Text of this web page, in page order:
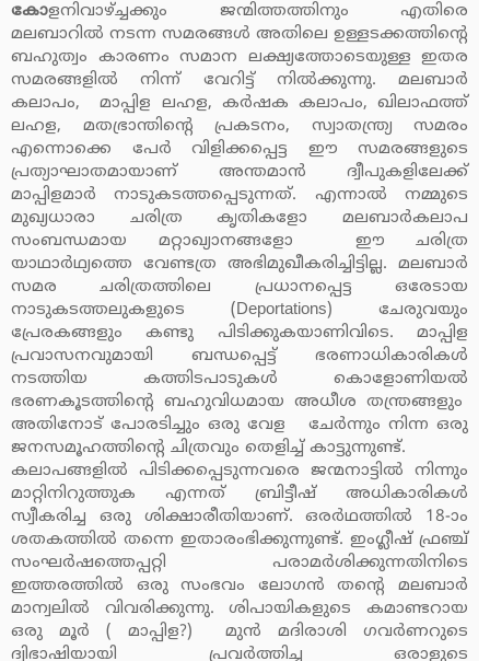
കോളനിവാഴ്ച്ചക്കും ജന്മിത്തത്തിനും എതിരെ
മലബാറില്‍ നടന്ന സമരങ്ങള്‍ അതിലെ ഉള്ളടക്കത്തിന്റെ
ബഹുത്വം കാരണം സമാന ലക്ഷ്യത്തോടെയുള്ള ഇതര
സമരങ്ങളില്‍ നിന്ന് വേറിട്ട് നില്‍ക്കുന്നു. മലബാര്‍
കലാപം, മാപ്പിള ലഹള, കര്‍ഷക കലാപം, ഖിലാഫത്ത്
ലഹള, മതഭ്രാന്തിന്റെ പ്രകടനം, സ്വാതന്ത്ര്യ സമരം
എന്നൊക്കെ പേര്‍ വിളിക്കപ്പെട്ട ഈ സമരങ്ങളുടെ
പ്രത്യാഘാതമായാണ് അന്തമാന്‍ ദ്വീപുകളിലേക്ക്
മാപ്പിളമാര്‍ നാടുകടത്തപ്പെടുന്നത്. എന്നാല്‍ നമ്മുടെ
മുഖ്യധാരാ ചരിത്ര കൃതികളോ മലബാര്‍കലാപ
സംബന്ധമായ മറ്റാഖ്യാനങ്ങളോ ഈ ചരിത്ര
യാഥാര്‍ഥ്യത്തെ വേണ്ടത്ര അഭിമുഖീകരിച്ചിട്ടില്ല. മലബാര്‍
സമര ചരിത്രത്തിലെ പ്രധാനപ്പെട്ട ഒരേടായ
നാടുകടത്തലുകളുടെ (Deportations) ചേരുവയും
പ്രേരകങ്ങളും കണ്ടു പിടിക്കുകയാണിവിടെ. മാപ്പിള
പ്രവാസനവുമായി ബന്ധപ്പെട്ട് ഭരണാധികാരികള്‍
നടത്തിയ കത്തിടപാടുകള്‍ കൊളോണിയല്‍
ഭരണകൂടത്തിന്റെ ബഹുവിധമായ അധീശ തന്ത്രങ്ങളും
അതിനോട് പോരടിച്ചും ഒരു വേള ചേര്‍ന്നും നിന്ന ഒരു
ജനസമൂഹത്തിന്റെ ചിത്രവും തെളിച്ച് കാട്ടുന്നുണ്ട്.
കലാപങ്ങളില്‍ പിടിക്കപ്പെടുന്നവരെ ജന്മനാട്ടില്‍ നിന്നും
മാറ്റിനിറുത്തുക എന്നത് ബ്രിട്ടീഷ് അധികാരികള്‍
സ്വീകരിച്ച ഒരു ശിക്ഷാരീതിയാണ്. ഒരര്‍ഥത്തില്‍ 18-ാം
ശതകത്തില്‍ തന്നെ ഇതാരംഭിക്കുന്നുണ്ട്. ഇംഗ്ലീഷ് ഫ്രഞ്ച്
സംഘര്‍ഷത്തെപ്പറ്റി പരാമര്‍ശിക്കുന്നതിനിടെ
ഇത്തരത്തില്‍ ഒരു സംഭവം ലോഗന്‍ തന്റെ മലബാര്‍
മാന്വലില്‍ വിവരിക്കുന്നു. ശിപായികളുടെ കമാണ്ടറായ
ഒരു മൂര്‍ ( മാപ്പിള?) മുന്‍ മദിരാശി ഗവര്‍ണറുടെ
ദ്വിഭാഷിയായി പ്രവര്‍ത്തിച്ച ഒരാളുടെ